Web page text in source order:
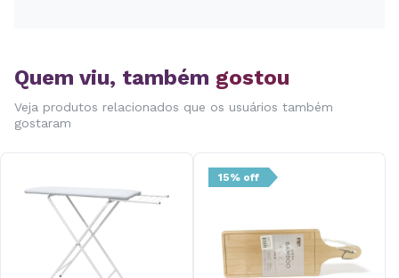
Quem viu, também gostou
Veja produtos relacionados que os usuários também
gostaram
15% off